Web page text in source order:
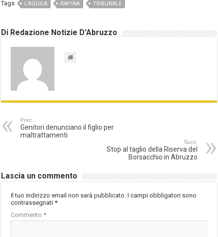
Tags L'AQUILA RAPINA TRIBUNALE
Di Redazione Notizie D'Abruzzo
Prec.
Genitori denunciano il figlio per
maltrattamenti
Succ.
Stop al taglio della Riserva del
Borsacchio in Abruzzo
Lascia un commento
Il tuo indirizzo email non sarà pubblicato. I campi obbligatori sono
contrassegnati*
Commento*